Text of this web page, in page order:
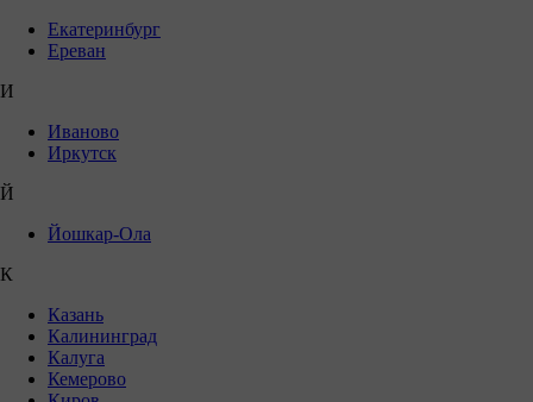
Екатеринбург
Ереван
И
Иваново
Иркутск
Й
Йошкар-Ола
К
Казань
Калининград
Калуга
Кемерово